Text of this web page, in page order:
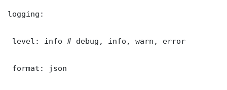
logging:
level: info # debug, info, warn, error
format: json